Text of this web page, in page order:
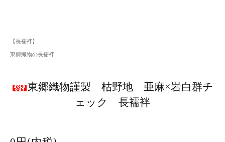
【長襦袢】
東郷織物の長襦袢
東郷織物謹製 枯野地 亜麻×岩白群チ
ェック 長襦袢